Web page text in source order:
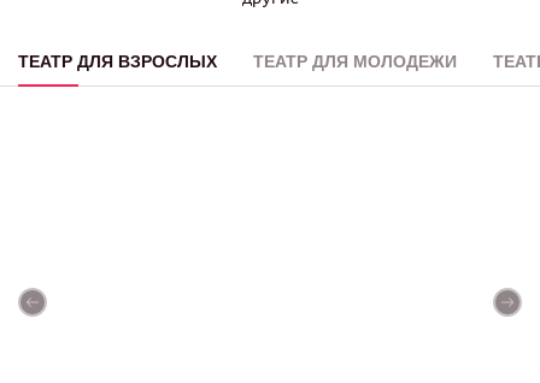
ТЕАТР ДЛЯ ВЗРОСЛЫХ ТЕАТР ДЛЯ МОЛОДЕЖИ